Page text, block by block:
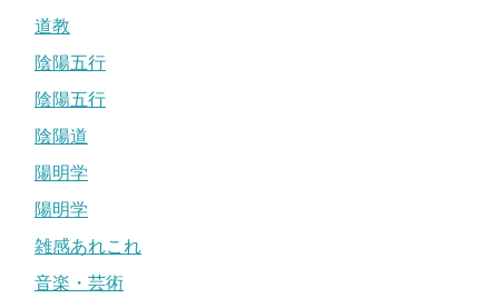
道教
陰陽五行
陰陽五行
陰陽道
陽明学
陽明学
雑感あれこれ
音楽・芸術